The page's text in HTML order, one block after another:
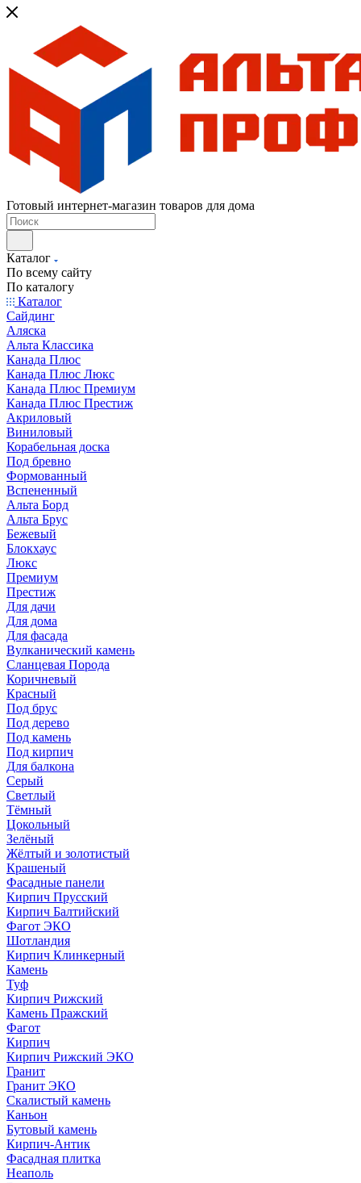
Готовый интернет-магазин товаров для дома
Каталог
По всему сайту
По каталогу
Каталог
Сайдинг
Аляска
Альта Классика
Канада Плюс
Канада Плюс Люкс
Канада Плюс Премиум
Канада Плюс Престиж
Акриловый
Виниловый
Корабельная доска
Под бревно
Формованный
Вспененный
Альта Борд
Альта Брус
Бежевый
Блокхаус
Люкс
Премиум
Престиж
Для дачи
Для дома
Для фасада
Вулканический камень
Сланцевая Порода
Коричневый
Красный
Под брус
Под дерево
Под камень
Под кирпич
Для балкона
Серый
Светлый
Тёмный
Цокольный
Зелёный
Жёлтый и золотистый
Крашеный
Фасадные панели
Кирпич Прусский
Кирпич Балтийский
Фагот ЭКО
Шотландия
Кирпич Клинкерный
Камень
Туф
Кирпич Рижский
Камень Пражский
Фагот
Кирпич
Кирпич Рижский ЭКО
Гранит
Гранит ЭКО
Скалистый камень
Каньон
Бутовый камень
Кирпич-Антик
Фасадная плитка
Неаполь